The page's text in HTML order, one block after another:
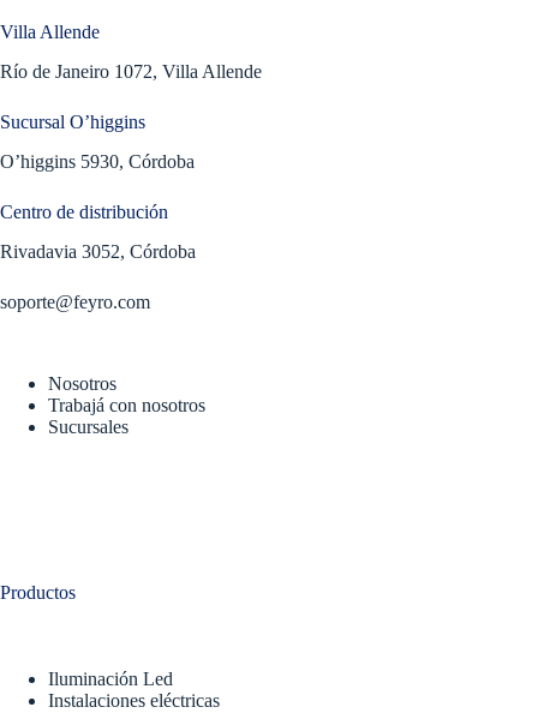
Villa Allende
Río de Janeiro 1072, Villa Allende
Sucursal O’higgins
O’higgins 5930, Córdoba
Centro de distribución
Rivadavia 3052, Córdoba
soporte@feyro.com
Nosotros
Trabajá con nosotros
Sucursales
Productos
Iluminación Led
Instalaciones eléctricas